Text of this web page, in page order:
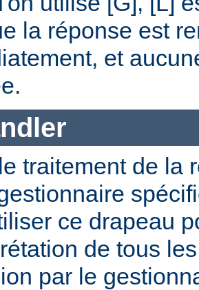
la réponse est
et
traitement de la
ce drapeau
de tous
par le